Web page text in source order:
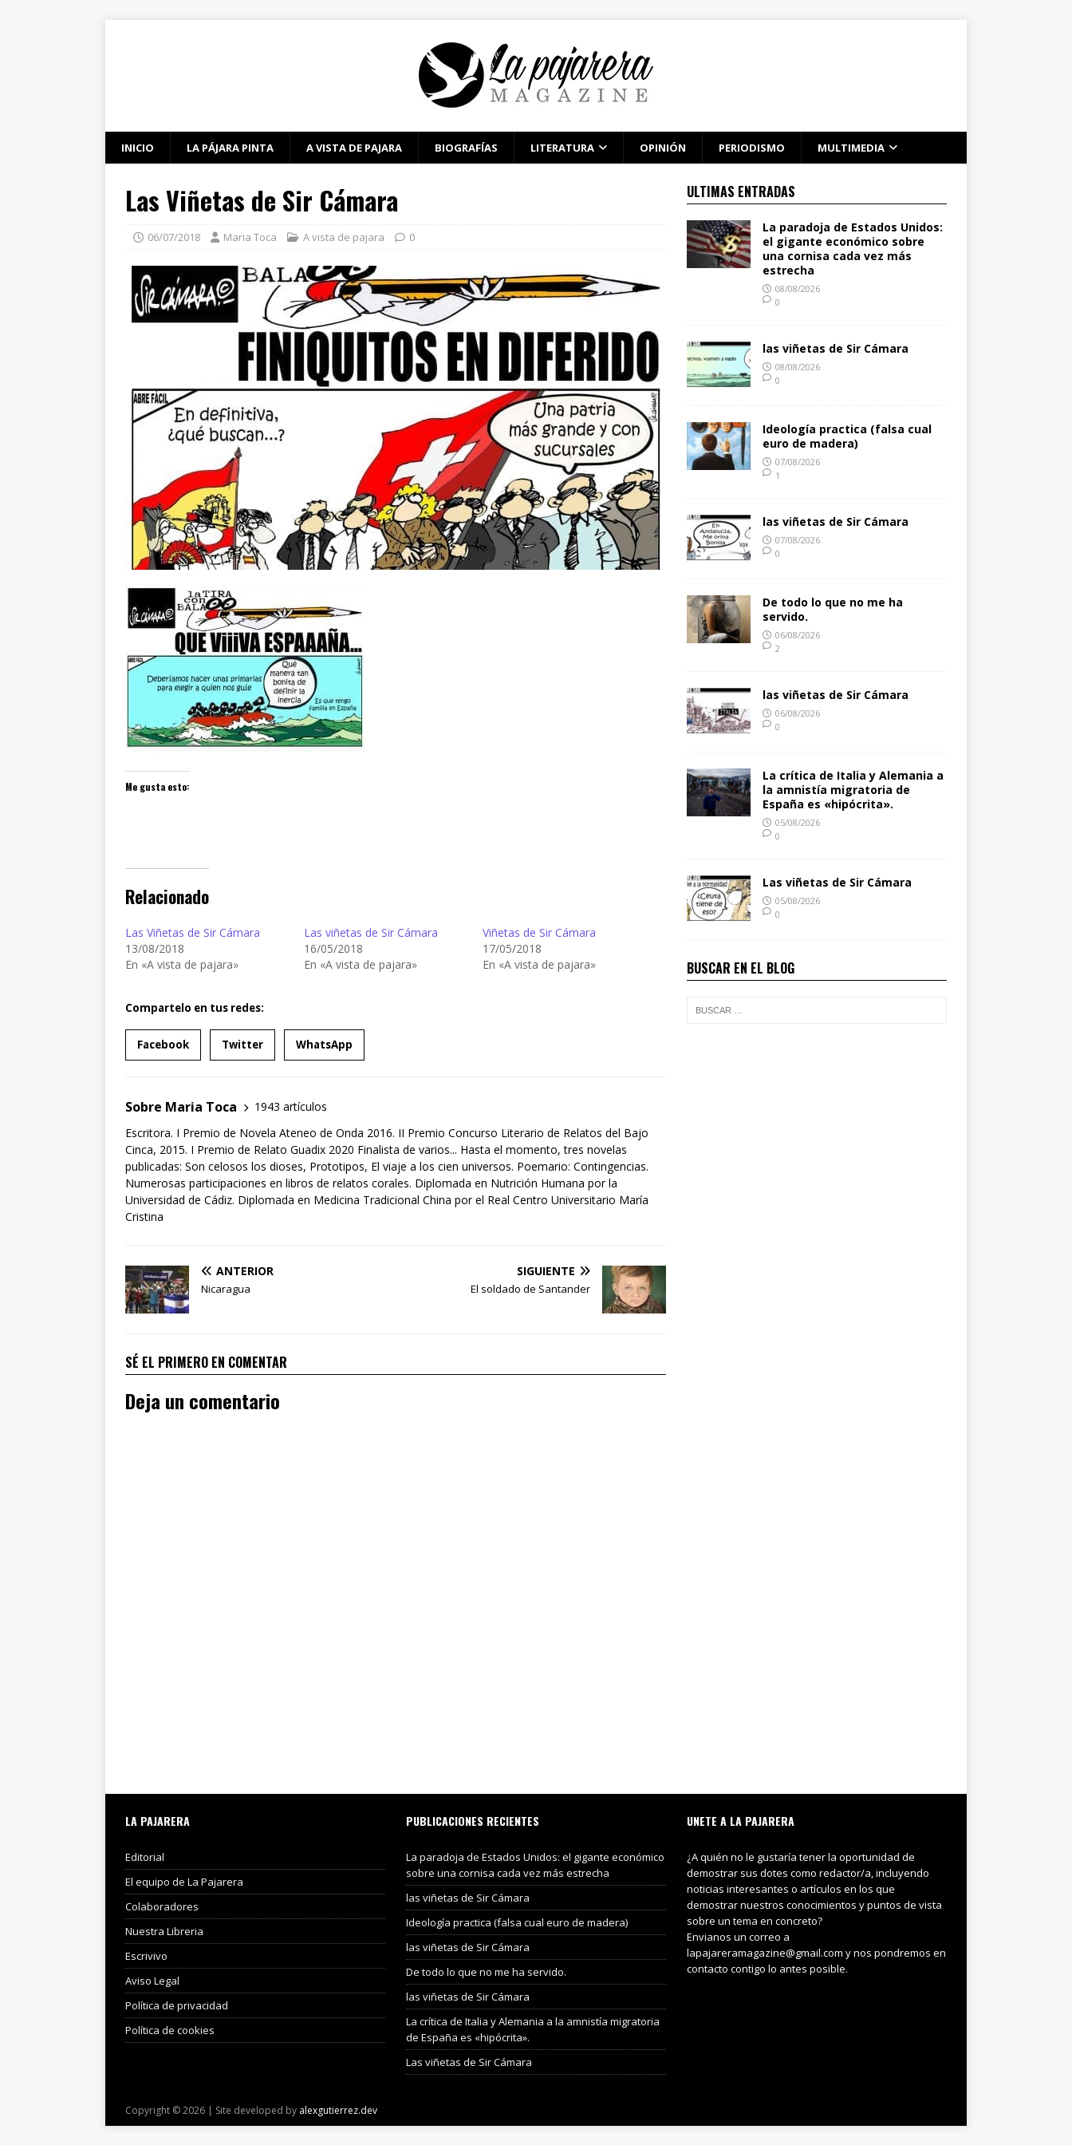
INICIO LA PÁJARA PINTA A VISTA DE PAJARA BIOGRAFÍAS LITERATURA OPINIÓN PERIODISMO MULTIMEDIA
Las Viñetas de Sir Cámara
06/07/2018 Maria Toca A vista de pajara 0
Me gusta esto:
Relacionado
Las Viñetas de Sir Cámara
13/08/2018
En «A vista de pajara»
Las viñetas de Sir Cámara
16/05/2018
En «A vista de pajara»
Viñetas de Sir Cámara
17/05/2018
En «A vista de pajara»
Compartelo en tus redes:
Facebook Twitter WhatsApp
Sobre Maria Toca
1943 artículos
Escritora. I Premio de Novela Ateneo de Onda 2016. II Premio Concurso Literario de Relatos del Bajo
Cinca, 2015. I Premio de Relato Guadix 2020 Finalista de varios... Hasta el momento, tres novelas
publicadas: Son celosos los dioses, Prototipos, El viaje a los cien universos. Poemario: Contingencias.
Numerosas participaciones en libros de relatos corales. Diplomada en Nutrición Humana por la
Universidad de Cádiz. Diplomada en Medicina Tradicional China por el Real Centro Universitario María
Cristina
ANTERIOR
Nicaragua
SIGUIENTE
El soldado de Santander
SÉ EL PRIMERO EN COMENTAR
Deja un comentario
ULTIMAS ENTRADAS
La paradoja de Estados Unidos:
el gigante económico sobre
una cornisa cada vez más
estrecha
08/08/2026
0
las viñetas de Sir Cámara
08/08/2026
0
Ideología practica (falsa cual
euro de madera)
07/08/2026
1
las viñetas de Sir Cámara
07/08/2026
0
De todo lo que no me ha
servido.
06/08/2026
2
las viñetas de Sir Cámara
06/08/2026
0
La crítica de Italia y Alemania a
la amnistía migratoria de
España es «hipócrita».
05/08/2026
0
Las viñetas de Sir Cámara
05/08/2026
0
BUSCAR EN EL BLOG
LA PAJARERA
Editorial
El equipo de La Pajarera
Colaboradores
Nuestra Libreria
Escrivivo
Aviso Legal
Política de privacidad
Política de cookies
PUBLICACIONES RECIENTES
La paradoja de Estados Unidos: el gigante económico
sobre una cornisa cada vez más estrecha
las viñetas de Sir Cámara
Ideología practica (falsa cual euro de madera)
las viñetas de Sir Cámara
De todo lo que no me ha servido.
las viñetas de Sir Cámara
La crítica de Italia y Alemania a la amnistía migratoria
de España es «hipócrita».
Las viñetas de Sir Cámara
UNETE A LA PAJARERA
¿A quién no le gustaría tener la oportunidad de
demostrar sus dotes como redactor/a, incluyendo
noticias interesantes o artículos en los que
demostrar nuestros conocimientos y puntos de vista
sobre un tema en concreto?
Envianos un correo a
lapajareramagazine@gmail.com y nos pondremos en
contacto contigo lo antes posible.
Copyright © 2026 | Site developed by alexgutierrez.dev